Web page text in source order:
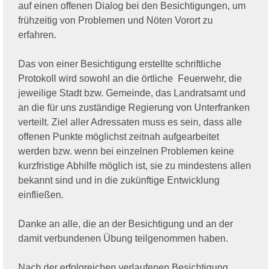
auf einen offenen Dialog bei den Besichtigungen, um
frühzeitig von Problemen und Nöten Vorort zu
erfahren.
Das von einer Besichtigung erstellte schriftliche
Protokoll wird sowohl an die örtliche Feuerwehr, die
jeweilige Stadt bzw. Gemeinde, das Landratsamt und
an die für uns zuständige Regierung von Unterfranken
verteilt. Ziel aller Adressaten muss es sein, dass alle
offenen Punkte möglichst zeitnah aufgearbeitet
werden bzw. wenn bei einzelnen Problemen keine
kurzfristige Abhilfe möglich ist, sie zu mindestens allen
bekannt sind und in die zukünftige Entwicklung
einfließen.
Danke an alle, die an der Besichtigung und an der
damit verbundenen Übung teilgenommen haben.